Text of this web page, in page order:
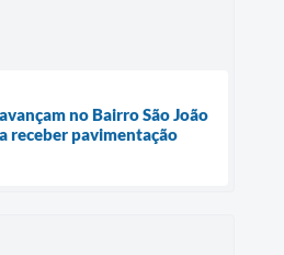
no Bairro São João
receber pavimentação